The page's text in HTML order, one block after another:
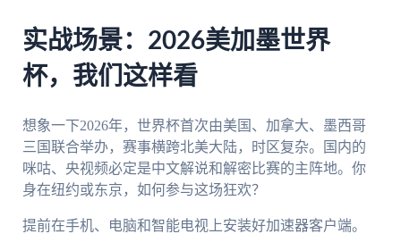
实战场景：2026美加墨世界
杯，我们这样看
想象一下2026年，世界杯首次由美国、加拿大、墨西哥
三国联合举办，赛事横跨北美大陆，时区复杂。国内的
咪咕、央视频必定是中文解说和解密比赛的主阵地。你
身在纽约或东京，如何参与这场狂欢？
提前在手机、电脑和智能电视上安装好加速器客户端。